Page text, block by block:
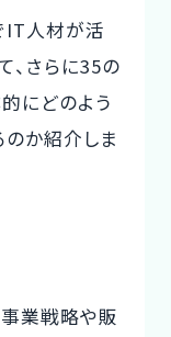
IT人材が活
さらに35の
にどのよう
か紹介しま
業戦略や販